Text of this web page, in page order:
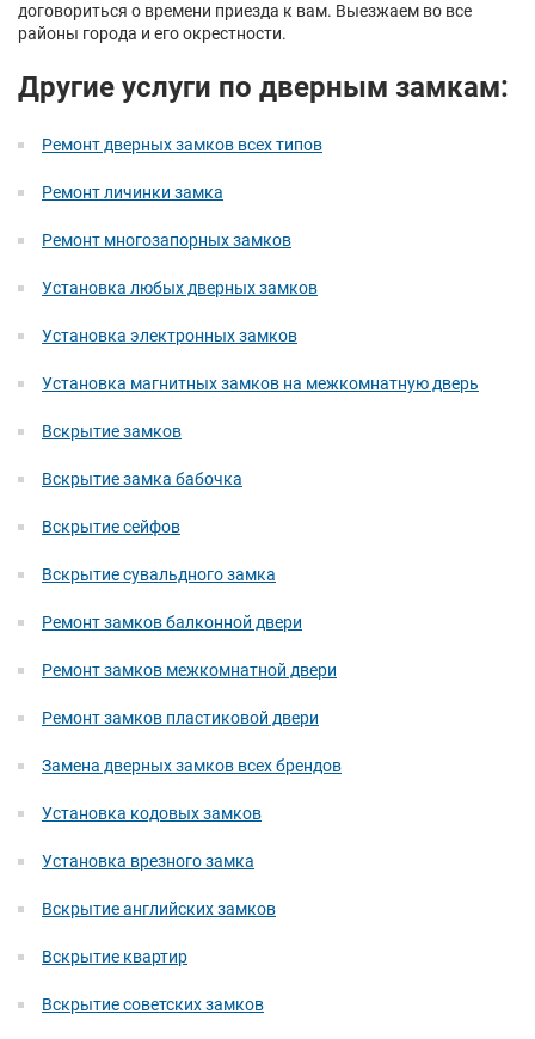
договориться о времени приезда к вам. Выезжаем во все
районы города и его окрестности.
Другие услуги по дверным замкам:
Ремонт дверных замков всех типов
Ремонт личинки замка
Ремонт многозапорных замков
Установка любых дверных замков
Установка электронных замков
Установка магнитных замков на межкомнатную дверь
Вскрытие замков
Вскрытие замка бабочка
Вскрытие сейфов
Вскрытие сувальдного замка
Ремонт замков балконной двери
Ремонт замков межкомнатной двери
Ремонт замков пластиковой двери
Замена дверных замков всех брендов
Установка кодовых замков
Установка врезного замка
Вскрытие английских замков
Вскрытие квартир
Вскрытие советских замков